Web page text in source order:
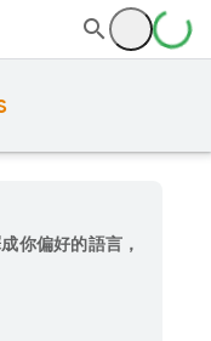
你偏好的語言，